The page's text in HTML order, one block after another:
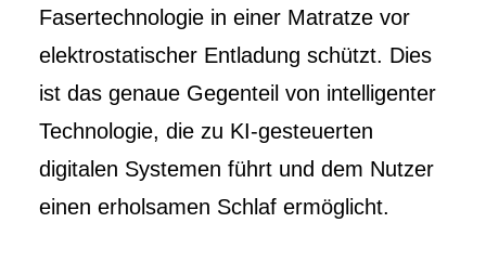
Fasertechnologie in einer Matratze vor
elektrostatischer Entladung schützt. Dies
ist das genaue Gegenteil von intelligenter
Technologie, die zu KI-gesteuerten
digitalen Systemen führt und dem Nutzer
einen erholsamen Schlaf ermöglicht.